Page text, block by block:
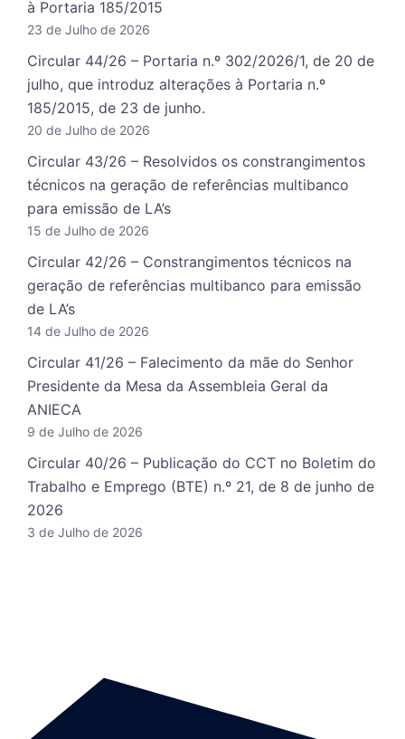
à Portaria 185/2015
23 de Julho de 2026
Circular 44/26 – Portaria n.º 302/2026/1, de 20 de
julho, que introduz alterações à Portaria n.º
185/2015, de 23 de junho.
20 de Julho de 2026
Circular 43/26 – Resolvidos os constrangimentos
técnicos na geração de referências multibanco
para emissão de LA’s
15 de Julho de 2026
Circular 42/26 – Constrangimentos técnicos na
geração de referências multibanco para emissão
de LA’s
14 de Julho de 2026
Circular 41/26 – Falecimento da mãe do Senhor
Presidente da Mesa da Assembleia Geral da
ANIECA
9 de Julho de 2026
Circular 40/26 – Publicação do CCT no Boletim do
Trabalho e Emprego (BTE) n.º 21, de 8 de junho de
2026
3 de Julho de 2026